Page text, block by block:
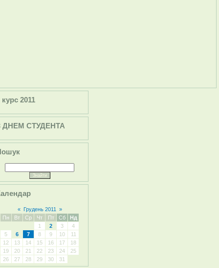
курс 2011
ДНЕМ СТУДЕНТА
« Грудень 2011
»
Пн
Вт Ср Чт Пт Сб
Нд
1
2 3
4
5
6 7 8 9 10
11
12
13 14 15 16 17
18
19
20 21 22 23 24
25
26
27 28 29 30 31